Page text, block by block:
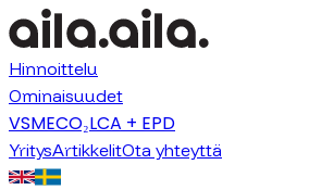
Hinnoittelu
Ominaisuudet
VSMECO₂LCA + EPD
YritysArtikkelitOta yhteyttä